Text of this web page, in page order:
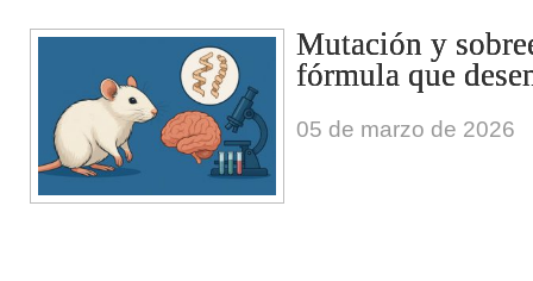
Mutación y
fórmula que
05 de marzo de 2026